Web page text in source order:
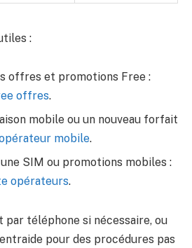
:
offres et promotions Free :
offres.
mobile ou un nouveau forfait
mobile.
SIM ou promotions mobiles :
opérateurs.
téléphone si nécessaire, ou
pour des procédures pas